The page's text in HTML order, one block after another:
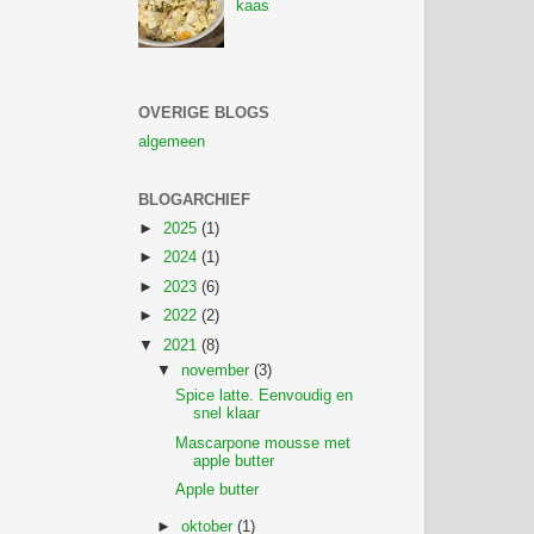
kaas
OVERIGE BLOGS
algemeen
BLOGARCHIEF
► 2025 (1)
► 2024 (1)
► 2023 (6)
► 2022 (2)
▼ 2021 (8)
▼november(3)
Spice latte. Eenvoudig en
snel klaar
Mascarpone mousse met
apple butter
Apple butter
►oktober(1)